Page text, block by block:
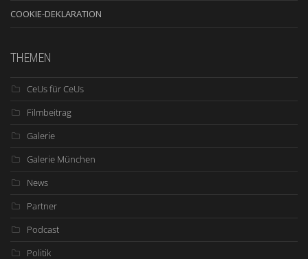
COOKIE-DEKLARATION
THEMEN
CeUs für CeUs
Filmbeitrag
Galerie
Galerie München
News
Partner
Podcast
Politik